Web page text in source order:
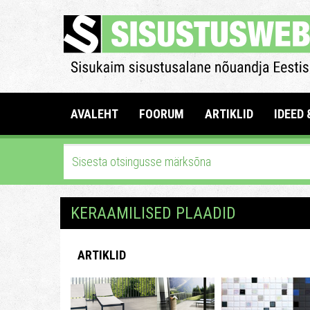
AVALEHT FOORUM ARTIKLID IDEED
KERAAMILISED PLAADID
ARTIKLID